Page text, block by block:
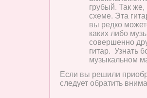
грубый. Так же,
схеме. Эта
вы редко
каких либо
совершенно
гитар. Узнать
музыкальном
Если вы решили
следует обратить